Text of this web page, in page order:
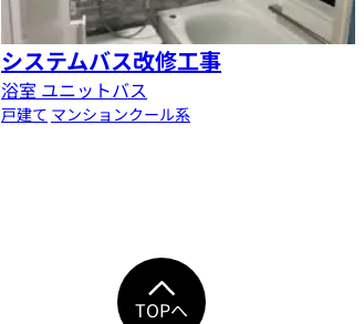
システムバス改修工事
浴室 ユニットバス
戸建て マンションクール系
TOPへ